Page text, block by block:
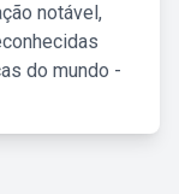
notável,
do mundo -